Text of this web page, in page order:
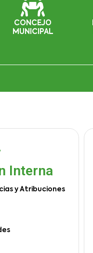
CONCEJO
MUNICIPAL
Interna
y Atribuciones